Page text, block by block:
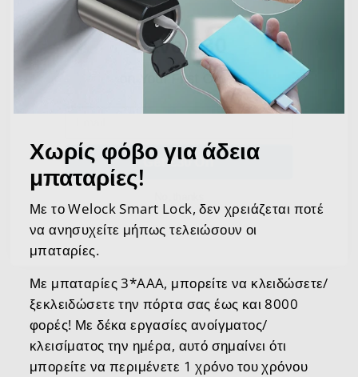
Χωρίς φόβο για άδεια
μπαταρίες!
Με το Welock Smart Lock, δεν χρειάζεται ποτέ
να ανησυχείτε μήπως τελειώσουν οι
μπαταρίες.
Με μπαταρίες 3*AAA, μπορείτε να κλειδώσετε/
ξεκλειδώσετε την πόρτα σας έως και 8000
φορές! Με δέκα εργασίες ανοίγματος/
κλεισίματος την ημέρα, αυτό σημαίνει ότι
μπορείτε να περιμένετε 1 χρόνο του χρόνου
Save €30
on Your First Order
No, thanks